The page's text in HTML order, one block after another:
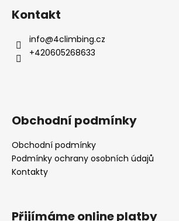
Kontakt
info@4climbing.cz
+420605268633
Obchodní podmínky
Obchodní podmínky
Podmínky ochrany osobních údajů
Kontakty
Přijímáme online platby